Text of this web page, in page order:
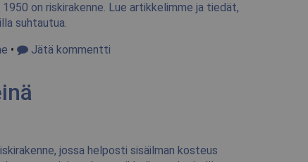
on riskirakenne. Lue artikkelimme ja tiedät,
suhtautua.
• Jätä kommentti
jossa helposti sisäilman kosteus